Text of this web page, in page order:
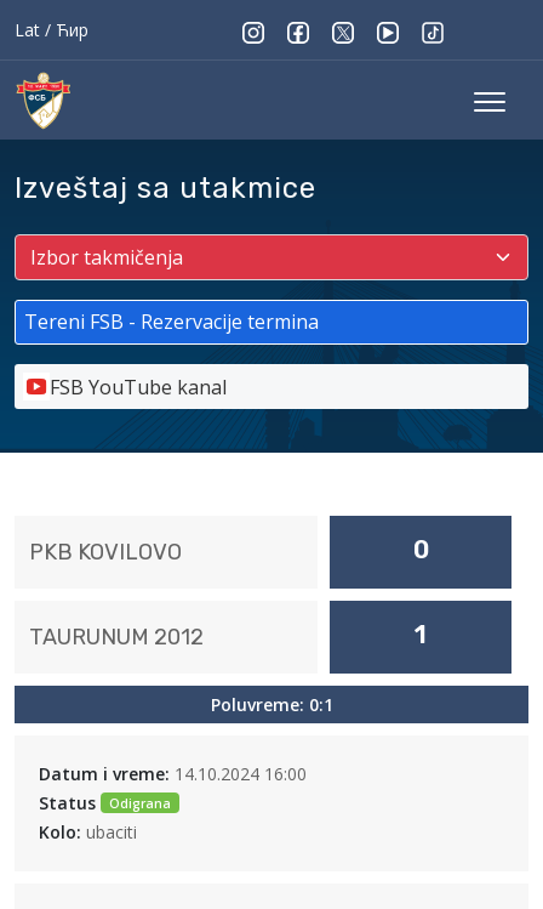
Lat / Ћир
Izveštaj sa utakmice
Tereni FSB - Rezervacije termina
FSB YouTube kanal
PKB KOVILOVO 0
TAURUNUM 2012 1
Poluvreme: 0:1
Datum i vreme: 14.10.2024 16:00
Status
Odigrana
Kolo: ubaciti